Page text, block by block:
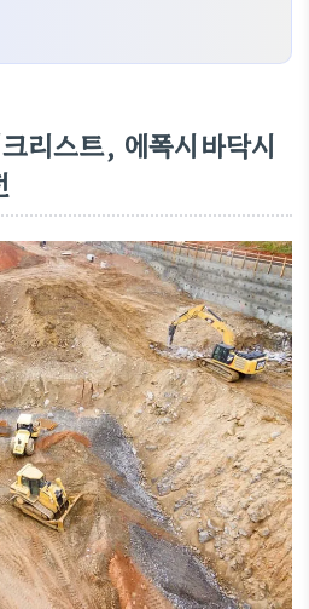
리스트, 에폭시바닥시